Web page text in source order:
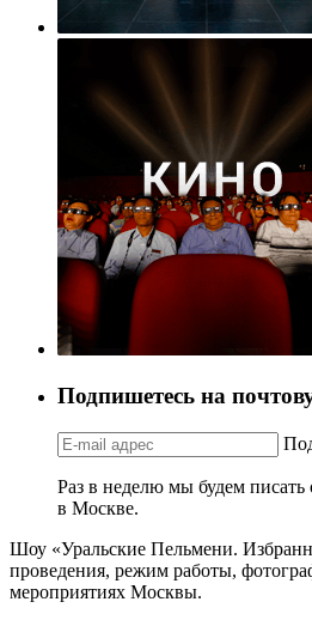
Подпишетесь на
Раз в неделю мы будем
в Москве.
Шоу «Уральские Пельмени.
проведения, режим работы,
мероприятиях Москвы.